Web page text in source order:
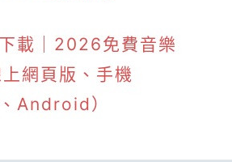
載｜2026免費音樂
網頁版、手機
Android）